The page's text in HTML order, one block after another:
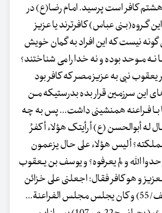
هشتم کافر است پرسید. امام رضا(ع) در
گـروه(بـنی عباس) کافرترند یا عزیز
نیست که این افراد به گمان خویش
نـه مـوحد بوده و نه خدا را می شناختند؟
یعقوب نبی به عزیز مصر که کافر بود
این سرزمین قرار بده بدرستیکه مـن
بـا فـراعنه همنشینی داشت... پس به چه
له أبوالحسن (ع) أ رأیتک هؤلاء أکفرُ
أ لیس هؤلاء علی حال یزعمون
الله و لم یعرفوه؟ و یوسف بن یـعقوب
و هو کافر فقال: اجعلنی علی خزائن
الارض إنّي حفیظ علیم (یوسف/55) و کان یجلس مجلس الفراعنة...